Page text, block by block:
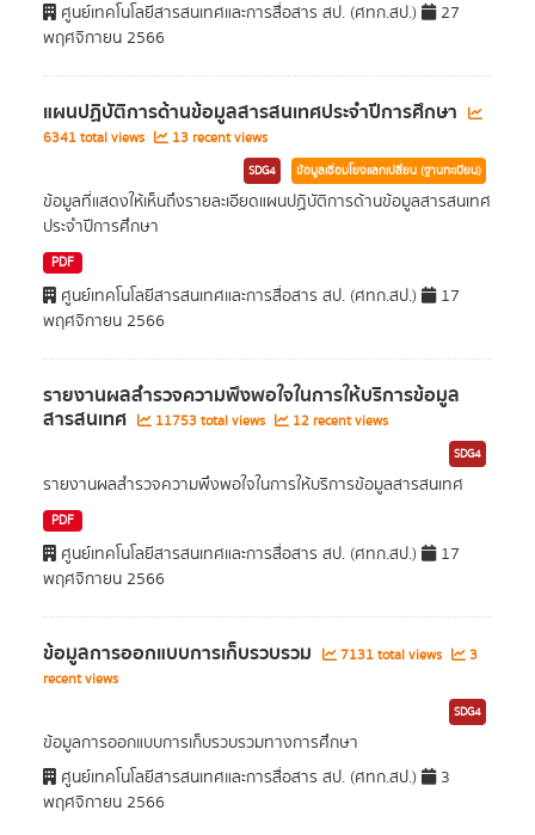
ศูนย์เทคโนโลยีสารสนเทศและการสื่อสาร สป. (ศทก.สป.)
27
พฤศจิกายน 2566
แผนปฏิบัติการด้านข้อมูลสารสนเทศประจำปีการศึกษา
6341 total views 13 recent views
SDG4 ข้อมูลเชื่อมโยงแลกเปลี่ยน (ฐานทะเบียน)
ข้อมูลที่แสดงให้เห็นถึงรายละเอียดแผนปฏิบัติการด้านข้อมูลสารสนเทศ
ประจำปีการศึกษา
PDF
ศูนย์เทคโนโลยีสารสนเทศและการสื่อสาร สป. (ศทก.สป.)
17
พฤศจิกายน 2566
รายงานผลสำรวจความพึงพอใจในการให้บริการข้อมูล
สารสนเทศ 11753 total views 12 recent views
SDG4
รายงานผลสำรวจความพึงพอใจในการให้บริการข้อมูลสารสนเทศ
PDF
ศูนย์เทคโนโลยีสารสนเทศและการสื่อสาร สป. (ศทก.สป.)
17
พฤศจิกายน 2566
ข้อมูลการออกแบบการเก็บรวบรวม 7131 total views
3
recent views
SDG4
ข้อมูลการออกแบบการเก็บรวบรวมทางการศึกษา
ศูนย์เทคโนโลยีสารสนเทศและการสื่อสาร สป. (ศทก.สป.)
3
พฤศจิกายน 2566